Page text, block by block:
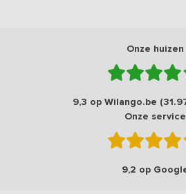
Onze huizen
9,3 op Wilango.be
Onze service
9,2 op